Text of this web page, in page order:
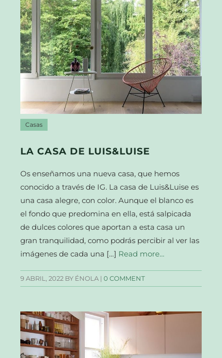
Casas
LA CASA DE LUIS&LUISE
Os enseñamos una nueva casa, que hemos
conocido a través de IG. La casa de Luis&Luise es
una casa alegre, con color. Aunque el blanco es
el fondo que predomina en ella, está salpicada
de dulces colores que aportan a esta casa un
gran tranquilidad, como podrás percibir al ver las
imágenes de cada una […] Read more…
9 ABRIL, 2022 BY ÉNOLA |0 COMMENT